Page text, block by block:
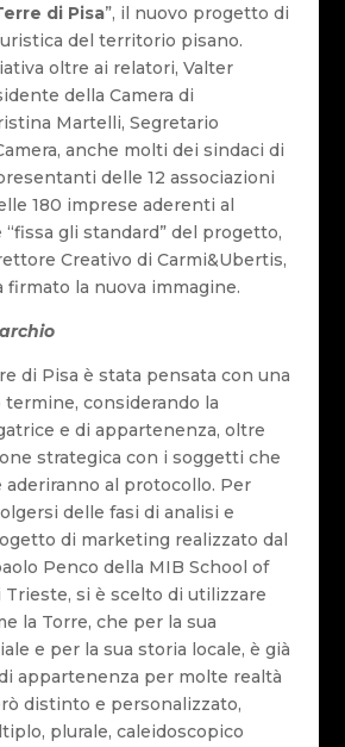
di Pisa”, il nuovo progetto di
del territorio pisano.
oltre ai relatori, Valter
della Camera di
Martelli, Segretario
anche molti dei sindaci di
delle 12 associazioni
180 imprese aderenti al
gli standard” del progetto,
Creativo di Carmi&Ubertis,
firmato la nuova immagine.
di Pisa è stata pensata con una
considerando la
e di appartenenza, oltre
strategica con i soggetti che
aderiranno al protocollo. Per
delle fasi di analisi e
di marketing realizzato dal
Penco della MIB School of
si è scelto di utilizzare
la Torre, che per la sua
e per la sua storia locale, è già
appartenenza per molte realtà
distinto e personalizzato,
plurale, caleidoscopico